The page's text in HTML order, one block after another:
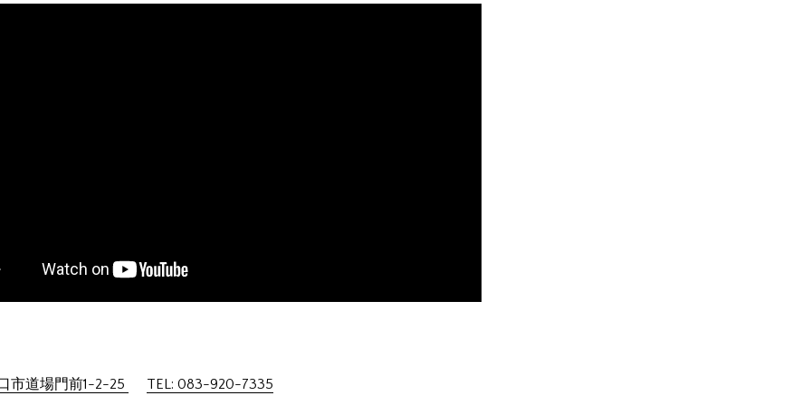
市道場門前1-2-25 TEL: 083-920-7335